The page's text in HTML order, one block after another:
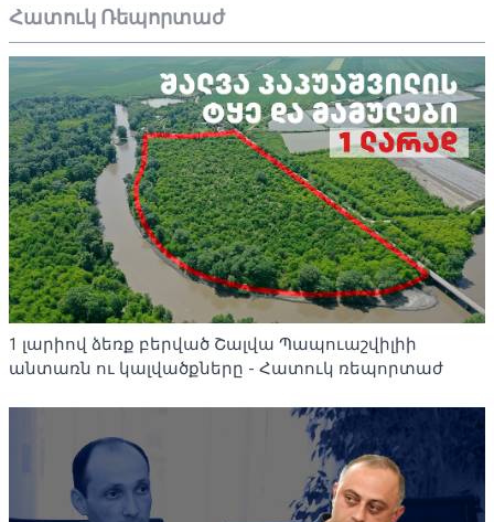
Հատուկ Ռեպորտաժ
1 լարիով ձեռք բերված Շալվա Պապուաշվիլիի
անտառն ու կալվածքները - Հատուկ ռեպորտաժ